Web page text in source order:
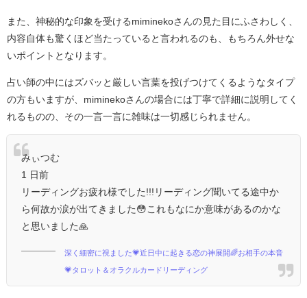
また、神秘的な印象を受けるmiminekoさんの見た目にふさわしく、
内容自体も驚くほど当たっていると言われるのも、もちろん外せな
いポイントとなります。
占い師の中にはズバッと厳しい言葉を投げつけてくるようなタイプ
の方もいますが、miminekoさんの場合には丁寧で詳細に説明してく
れるものの、その一言一言に雑味は一切感じられません。
みぃつむ
1 日前
リーディングお疲れ様でした!!!リーディング聞いてる途中か
ら何故か涙が出てきました😳これもなにか意味があるのかな
と思いました🙏
深く細密に視ました💗近日中に起きる恋の神展開🌈お相手の本音
💗タロット＆オラクルカードリーディング